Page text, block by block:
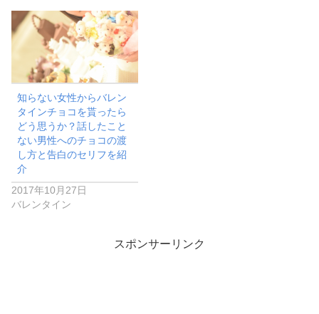
知らない女性からバレン
タインチョコを貰ったら
どう思うか？話したこと
ない男性へのチョコの渡
し方と告白のセリフを紹
介
2017年10月27日
バレンタイン
スポンサーリンク